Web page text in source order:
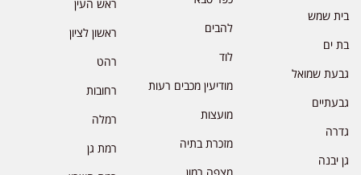
בית שמש
בת ים
גבעת שמואל
גבעתיים
גדרה
גן יבנה
להבים
לוד
מודיעין מכבים רעות
מועצות
מזכרת בתיה
מצפה רמון
ראש העין
ראשון לציון
רהט
רחובות
רמלה
רמת גן